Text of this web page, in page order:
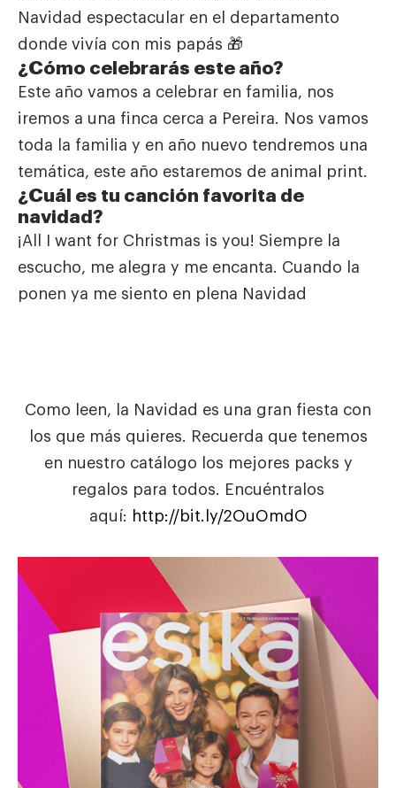
Navidad espectacular en el departamento
donde vivía con mis papás 🎁
¿Cómo celebrarás este año?
Este año vamos a celebrar en familia, nos
iremos a una finca cerca a Pereira. Nos vamos
toda la familia y en año nuevo tendremos una
temática, este año estaremos de animal print.
¿Cuál es tu canción favorita de
navidad?
¡All I want for Christmas is you! Siempre la
escucho, me alegra y me encanta. Cuando la
ponen ya me siento en plena Navidad
Como leen, la Navidad es una gran fiesta con
los que más quieres. Recuerda que tenemos
en nuestro catálogo los mejores packs y
regalos para todos. Encuéntralos
aquí: http://bit.ly/2OuOmdO